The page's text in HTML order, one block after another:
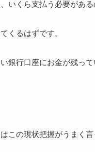
いくら支払う必要がある
くるはずです。
銀行口座にお金が残っ
この現状把握がうまく言